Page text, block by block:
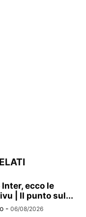
ecco le
| Il punto sul...
- 06/08/2026